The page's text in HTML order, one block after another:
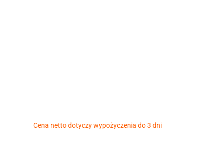
Cena netto dotyczy wypożyczenia do 3 dni